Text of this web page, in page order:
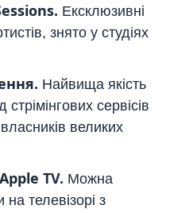
Ексклюзивні
знято у студіях
Найвища якість
сервісів
великих
TV. Можна
на телевізорі з